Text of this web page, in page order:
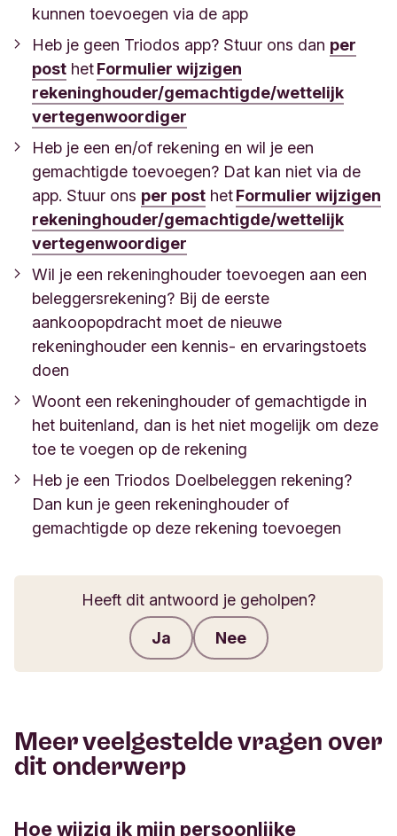
kunnen toevoegen via de app
Heb je geen Triodos app? Stuur ons dan per
post hetFormulier wijzigen
rekeninghouder/gemachtigde/wettelijk
vertegenwoordiger
Heb je een en/of rekening en wil je een
gemachtigde toevoegen? Dat kan niet via de
app. Stuur ons per post hetFormulier wijzigen
rekeninghouder/gemachtigde/wettelijk
vertegenwoordiger
Wil je een rekeninghouder toevoegen aan een
beleggersrekening? Bij de eerste
aankoopopdracht moet de nieuwe
rekeninghouder een kennis- en ervaringstoets
doen
Woont een rekeninghouder of gemachtigde in
het buitenland, dan is het niet mogelijk om deze
toe te voegen op de rekening
Heb je een Triodos Doelbeleggen rekening?
Dan kun je geen rekeninghouder of
gemachtigde op deze rekening toevoegen
Heeft dit antwoord je geholpen?
Ja Nee
Meer veelgestelde vragen over
dit onderwerp
Hoe wijzig ik mijn persoonlijke